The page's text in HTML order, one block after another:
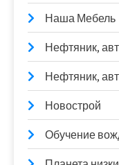
Наша Мебель
Нефтяник,
Нефтяник,
Новострой
Обучение